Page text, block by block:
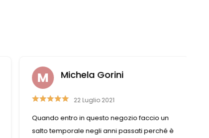
Michela Gorini
22 Luglio 2021
Quando entro in questo negozio faccio un
salto temporale negli anni passati perché è